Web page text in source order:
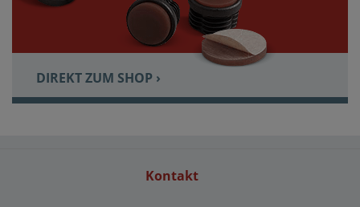
DIREKT ZUM SHOP ›
Kontakt